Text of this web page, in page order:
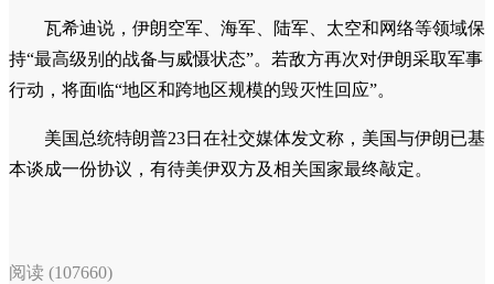
瓦希迪说，伊朗空军、海军、陆军、太空和网络等领域保
持“最高级别的战备与威慑状态”。若敌方再次对伊朗采取军事
行动，将面临“地区和跨地区规模的毁灭性回应”。
美国总统特朗普23日在社交媒体发文称，美国与伊朗已基
本谈成一份协议，有待美伊双方及相关国家最终敲定。
阅读 (107660)